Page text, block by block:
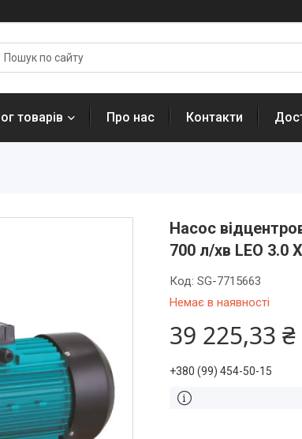
товарів Про нас Контакти
Насос
700 л/хв LEO 3.0
Немає в наявності
Код: SG-7715663
39 225,33 ₴
+380 (99) 454-50-15